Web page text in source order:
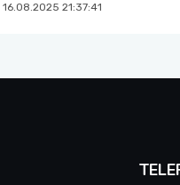
16.08.2025 21:37:41